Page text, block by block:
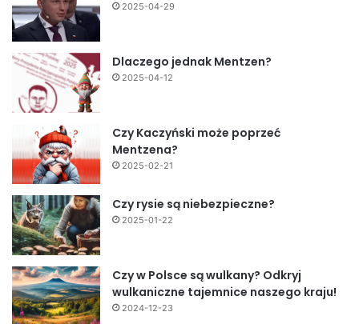
2025-04-29
Dlaczego jednak Mentzen?
2025-04-12
Czy Kaczyński może poprzeć
Mentzena?
2025-02-21
Czy rysie są niebezpieczne?
2025-01-22
Czy w Polsce są wulkany? Odkryj
wulkaniczne tajemnice naszego kraju!
2024-12-23